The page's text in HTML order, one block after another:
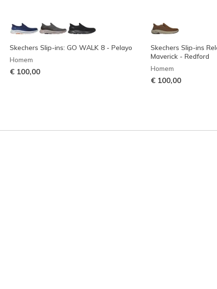
Skechers Slip-ins: GO WALK 8 - Pelayo
Homem
€ 100,00
Skechers Slip-ins
Maverick - Redford
Homem
€ 100,00